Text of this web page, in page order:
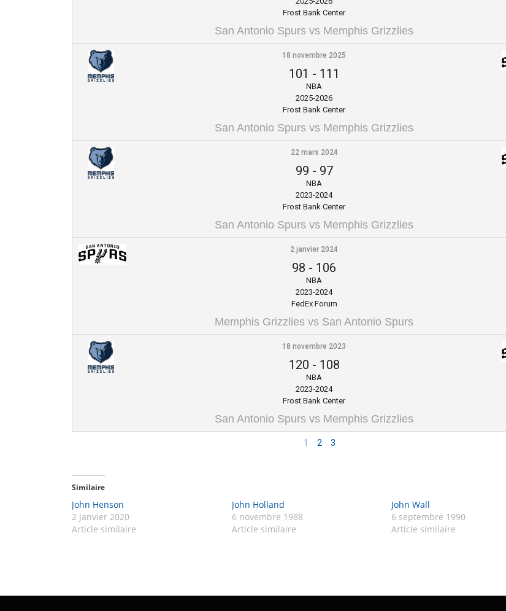
Frost Bank Center
San Antonio Spurs vs Memphis Grizzlies
18 novembre 2025
101 - 111
NBA
2025-2026
Frost Bank Center
San Antonio Spurs vs Memphis Grizzlies
22 mars 2024
99 - 97
NBA
2023-2024
Frost Bank Center
San Antonio Spurs vs Memphis Grizzlies
2 janvier 2024
98 - 106
NBA
2023-2024
FedEx Forum
Memphis Grizzlies vs San Antonio Spurs
18 novembre 2023
120 - 108
NBA
2023-2024
Frost Bank Center
San Antonio Spurs vs Memphis Grizzlies
1 2 3
Similaire
John Henson
2 janvier 2020
Article similaire
John Holland
6 novembre 1988
Article similaire
John Wall
6 septembre 1990
Article similaire